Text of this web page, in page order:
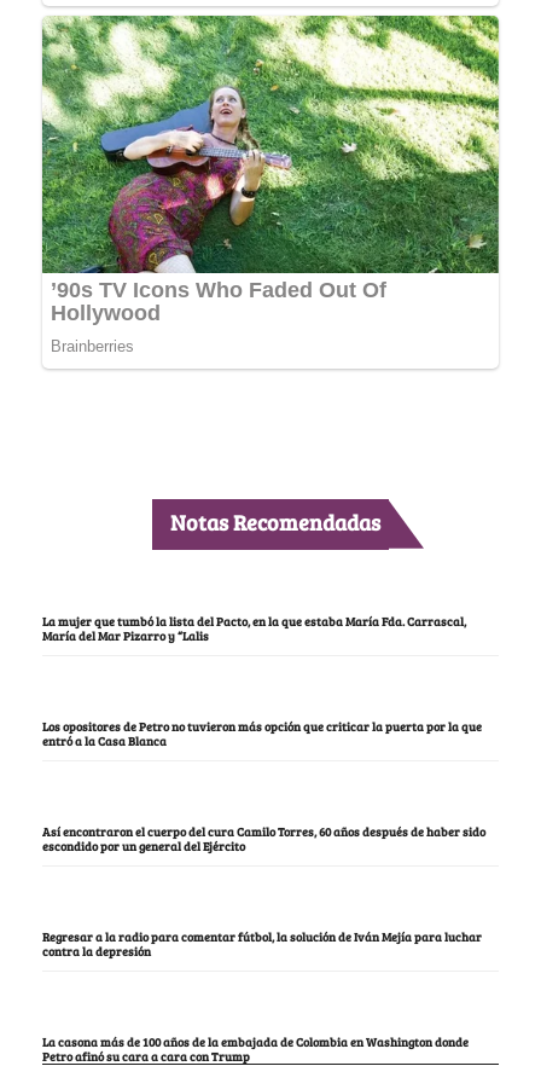
Notas Recomendadas
La mujer que tumbó la lista del Pacto, en la que estaba María Fda. Carrascal,
María del Mar Pizarro y “Lalis
Los opositores de Petro no tuvieron más opción que criticar la puerta por la que
entró a la Casa Blanca
Así encontraron el cuerpo del cura Camilo Torres, 60 años después de haber sido
escondido por un general del Ejército
Regresar a la radio para comentar fútbol, la solución de Iván Mejía para luchar
contra la depresión
La casona más de 100 años de la embajada de Colombia en Washington donde
Petro afinó su cara a cara con Trump